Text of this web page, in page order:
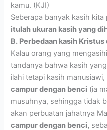
kamu. (KJI)
Seberapa banyak kasih
itulah ukuran kasih yang
B. Perbedaan kasih
Kalau orang yang
tandanya bahwa kasih
ilahi tetapi kasih
campur dengan benci (ia
musuhnya, sehingga tidak
akan perbuatan jahatnya
campur dengan benci,